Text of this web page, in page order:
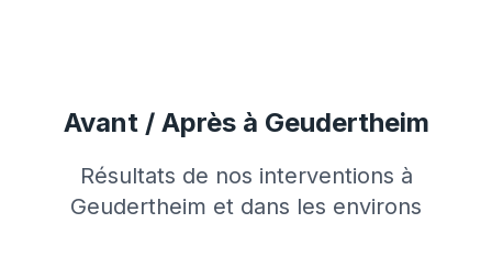
Avant / Après à Geudertheim
Résultats de nos interventions à
Geudertheim et dans les environs